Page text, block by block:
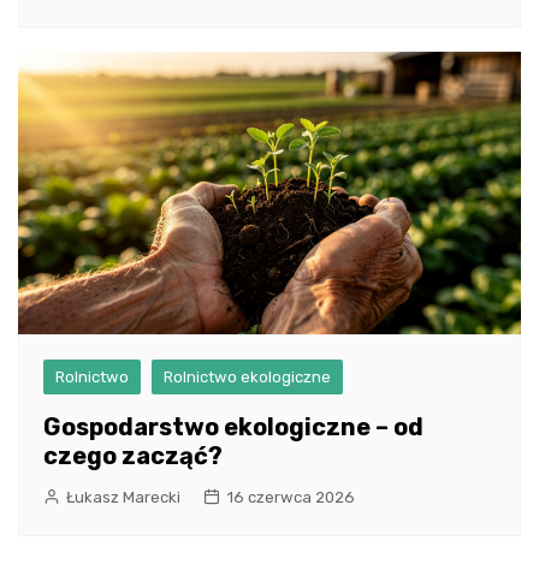
Rolnictwo Rolnictwo ekologiczne
Gospodarstwo ekologiczne – od
czego zacząć?
Łukasz Marecki 16 czerwca 2026